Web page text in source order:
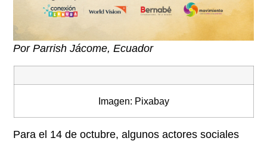
Por Parrish Jácome, Ecuador
Imagen: Pixabay
Para el 14 de octubre, algunos actores sociales